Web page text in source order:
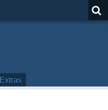
Extras